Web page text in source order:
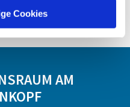
Cookies
AM